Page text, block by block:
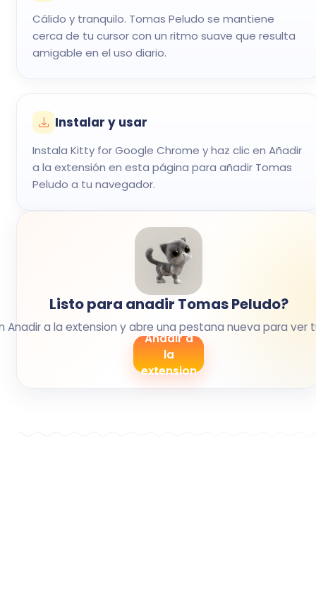
Cálido y tranquilo. Tomas Peludo se mantiene
cerca de tu cursor con un ritmo suave que resulta
amigable en el uso diario.
Instalar y usar
Instala Kitty for Google Chrome y haz clic en Añadir
a la extensión en esta página para añadir Tomas
Peludo a tu navegador.
Listo para anadir Tomas Peludo?
Anadir a la extension y abre una pestana nueva para ver
Anadir a
la
extension